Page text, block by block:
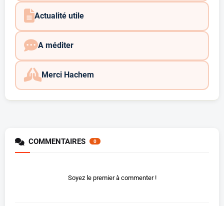
Actualité utile
A méditer
Merci Hachem
COMMENTAIRES 0
Soyez le premier à commenter !